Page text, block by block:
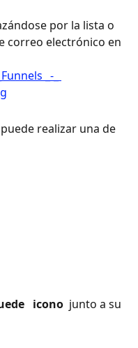
por la lista o
correo electrónico en
realizar una de
icono junto a su